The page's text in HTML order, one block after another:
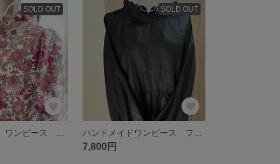
SOLD OUT SOLD OUT
7,800円